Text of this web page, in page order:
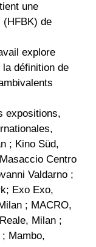
une
(HFBK) de
explore
définition de
expositions,
; Kino Süd,
Centro
Valdarno ;
Exo Exo,
; MACRO,
Milan ;
Mambo,